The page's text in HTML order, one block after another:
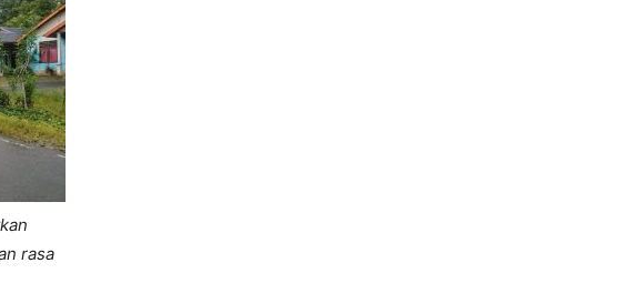
rasa